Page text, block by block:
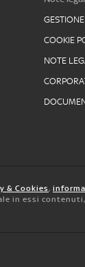
COOKIE
NOTE
& Cookies,
in essi